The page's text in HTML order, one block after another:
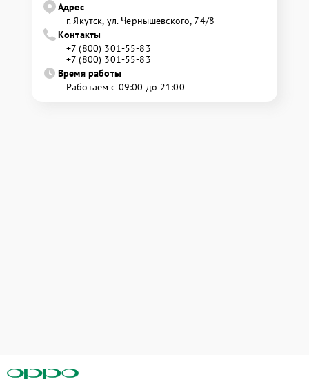
Адрес
г. Якутск, ул. Чернышевского, 74/8
Контакты
+7 (800) 301-55-83
+7 (800) 301-55-83
Время работы
Работаем с 09:00 до 21:00